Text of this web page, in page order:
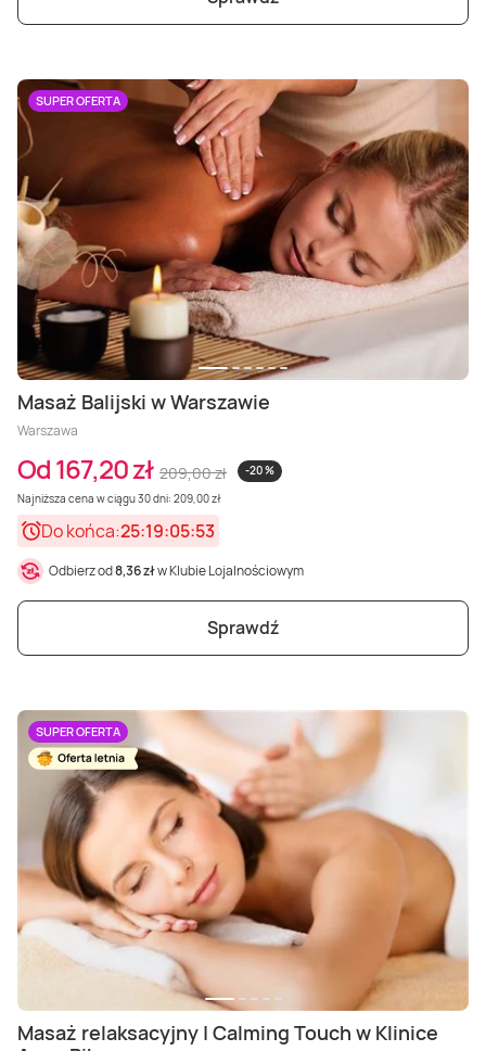
SUPER OFERTA
Masaż Balijski w Warszawie
Warszawa
Od 167,20 zł 209,00 zł
-20 %
Najniższa cena w ciągu 30 dni: 209,00 zł
Do końca:25:19:05:51
Odbierz od8,36 złw Klubie Lojalnościowym
Sprawdź
SUPER OFERTA
Masaż relaksacyjny | Calming Touch w Klinice